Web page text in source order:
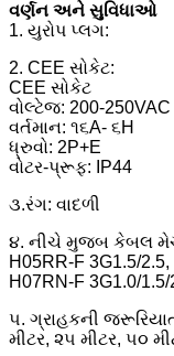
વર્ણન અને સુવિધાઓ
1. યુરોપ પ્લગ:
2. CEE સોકેટ:
CEE સોકેટ
વોલ્ટેજ: 200-250VAC
વર્તમાન: ૧૬A- ૬H
ધ્રુવો: 2P+E
વોટર-પ્રૂફ: IP44
૩.રંગ: વાદળી
૪. નીચે મુજબ કેબલ મેચ
H05RR-F 3G1.5/2.5,
H07RN-F 3G1.0/1.5/
૫. ગ્રાહકની
મીટર, ૨૫ મીટર, ૫૦